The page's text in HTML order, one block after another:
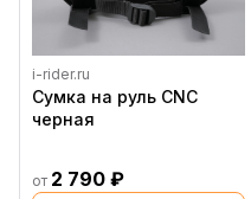
i-rider.ru
Сумка на руль CNC
черная
от 2 790 ₽